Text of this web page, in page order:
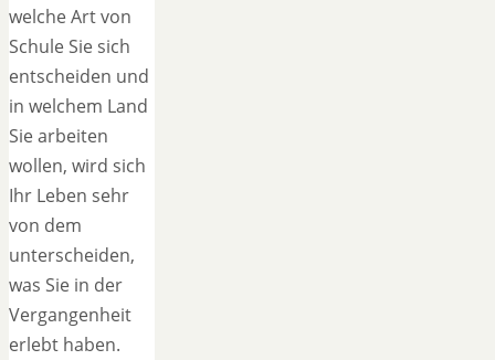
welche Art von
Schule Sie sich
entscheiden und
in welchem Land
Sie arbeiten
wollen, wird sich
Ihr Leben sehr
von dem
unterscheiden,
was Sie in der
Vergangenheit
erlebt haben.